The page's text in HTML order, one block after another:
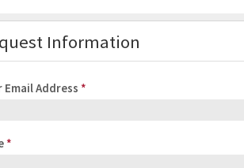
Information
Email Address *
*